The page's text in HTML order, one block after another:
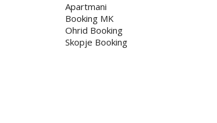
Apartmani
Booking MK
Ohrid Booking
Skopje Booking